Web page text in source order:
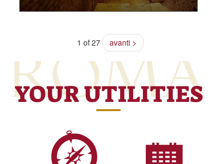
1 of 27 avanti >
YOUR UTILITIES